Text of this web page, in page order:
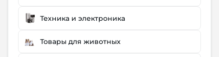
Техника и электроника
Товары для животных